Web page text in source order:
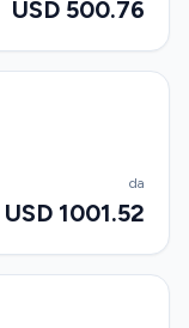
USD 500.76
da
USD 1001.52